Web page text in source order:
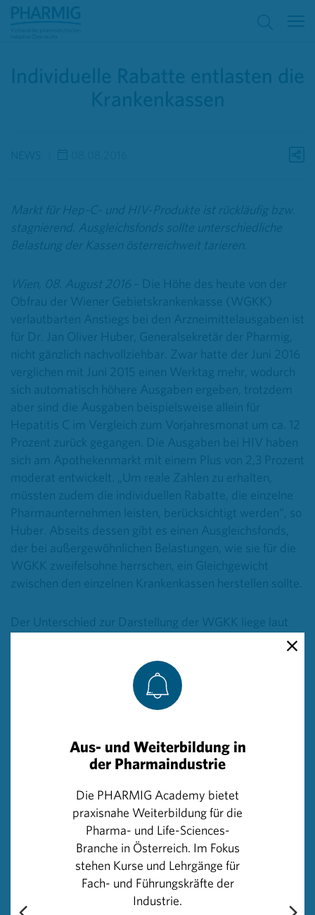
Individuelle Rabatte entlasten die
Krankenkassen
NEWS
Markt für Hep-C- und HIV-Produkte ist rückläufig bzw.
stagnierend. Ausgleichsfonds sollte unterschiedliche
Belastung der Kassen österreichweit tarieren.
Wien, 08. August 2016
– Die Höhe des heute von der
Obfrau der Wiener Gebietskrankenkasse (WGKK)
verlautbarten Anstiegs bei den Arzneimittelausgaben ist
für Dr. Jan Oliver Huber, Generalsekretär der Pharmig,
nicht gänzlich nachvollziehbar. Zwar hatte der Juni 2016
verglichen mit Juni 2015 einen Werktag mehr, wodurch
sich automatisch höhere Ausgaben ergeben, trotzdem
aber sind die Ausgaben beispielsweise allein für
Hepatitis C im Vergleich zum Vorjahresmonat um ca. 12
Prozent zurück gegangen. Die Ausgaben bei HIV haben
sich am Apothekenmarkt mit einem Plus von 2,3 Prozent
moderat entwickelt. „Um reale Zahlen zu erhalten,
müssten zudem die individuellen Rabatte, die einzelne
Pharmaunternehmen leisten, berücksichtigt werden“, so
Huber. Abseits dessen gibt es einen Ausgleichsfonds,
der bei außergewöhnlichen Belastungen, wie sie für die
WGKK zweifelsohne herrschen, ein Gleichgewicht
zwischen den einzelnen Krankenkassen herstellen sollte.
Der Unterschied zur Darstellung der WGKK liege laut
abgezogen werden. Dazu Huber: „Die Firmen
vereinbaren mit der Sozialversicherung jeweils eigene
Rabatte. Das senkt die Ausgaben für die einzelnen
folglich und richtigerweise von den laufenden Ausgaben
abgezogen werden, um ein reales Bild des
mitnichten eine Ausgabensteigerung bei Indikationen
wie Hepatitis C.“ Zudem verringere sich ja auch die
Patientenzahl automatisch, da geheilte Patienten keiner
Behandlung mehr bedürfen und die Krankheit auch nicht
weitergeben können.
Die Sonderstellung der WGKK aufgrund des
Aus- und Weiterbildung in
der Pharmaindustrie
Die PHARMIG Academy bietet
praxisnahe Weiterbildung für die
Pharma- und Life-Sciences-
Branche in Österreich. Im Fokus
stehen Kurse und Lehrgänge für
Fach- und Führungskräfte der
Industrie.